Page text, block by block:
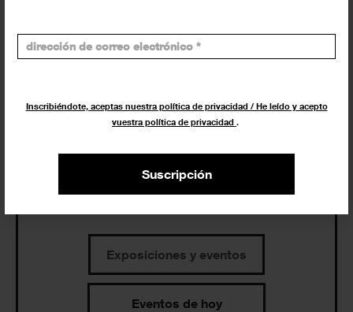
Inscribiéndote, aceptas nuestra política de privacidad / He leído y acepto
vuestra política de privacidad .
Suscripción
Agenda
actividades.
¡Te ayudamos a encontrar el
evento que buscas !
Exposiciones y eventos
Eventos de hoy